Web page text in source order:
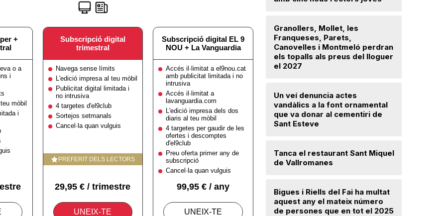
Granollers, Mollet, les
Franqueses, Parets,
Canovelles i Montmeló perdran
els topalls als preus del lloguer
el 2027
Un veí denuncia actes
vandàlics a la font ornamental
que va donar al cementiri de
Sant Esteve
Tanca el restaurant Sant Miquel
de Vallromanes
Bigues i Riells del Fai ha multat
aquest any el mateix número
de persones que en tot el 2025